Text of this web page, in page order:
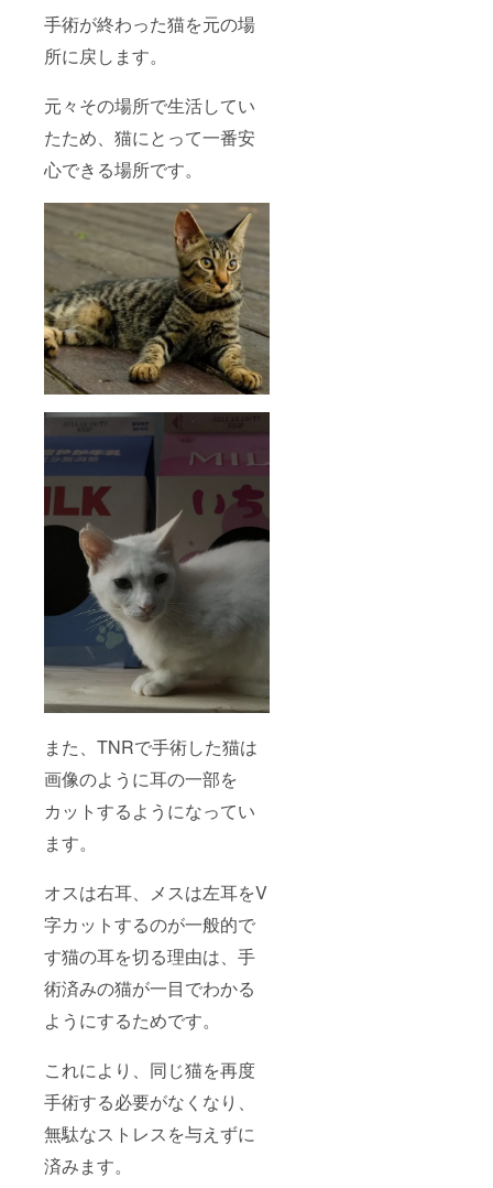
手術が終わった猫を元の場
所に戻します。
元々その場所で生活してい
たため、猫にとって一番安
心できる場所です。
また、TNRで手術した猫は
画像のように耳の一部を
カットするようになってい
ます。
オスは右耳、メスは左耳をV
字カットするのが一般的で
す猫の耳を切る理由は、手
術済みの猫が一目でわかる
ようにするためです。
これにより、同じ猫を再度
手術する必要がなくなり、
無駄なストレスを与えずに
済みます。